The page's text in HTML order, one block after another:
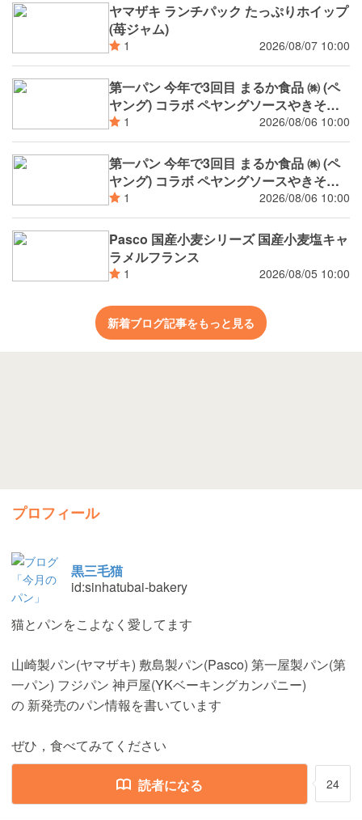
ヤマザキ ランチパック たっぷりホイップ
(苺ジャム)
1 2026/08/07 10:00
第一パン 今年で3回目 まるか食品 ㈱ (ペ
ヤング) コラボ ペヤングソースやきそば
揚げパン
1 2026/08/06 10:00
第一パン 今年で3回目 まるか食品 ㈱ (ペ
ヤング) コラボ ペヤングソースやきそば
パン1 2026/08/06 10:00
Pasco 国産小麦シリーズ 国産小麦塩キャ
ラメルフランス
1 2026/08/05 10:00
新着ブログ記事をもっと見る
プロフィール
黒三毛猫
id:sinhatubai-bakery
猫とパンをこよなく愛してます
山崎製パン(ヤマザキ) 敷島製パン(Pasco) 第一屋製パン(第
一パン) フジパン 神戸屋(YKベーキングカンパニー)
の 新発売のパン情報を書いています
ぜひ，食べてみてください
読者になる 24